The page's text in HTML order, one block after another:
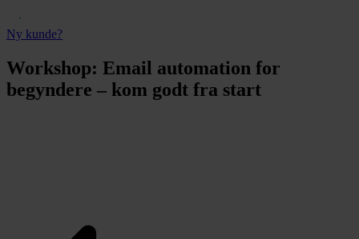
Ny kunde?
Workshop: Email automation for
begyndere – kom godt fra start